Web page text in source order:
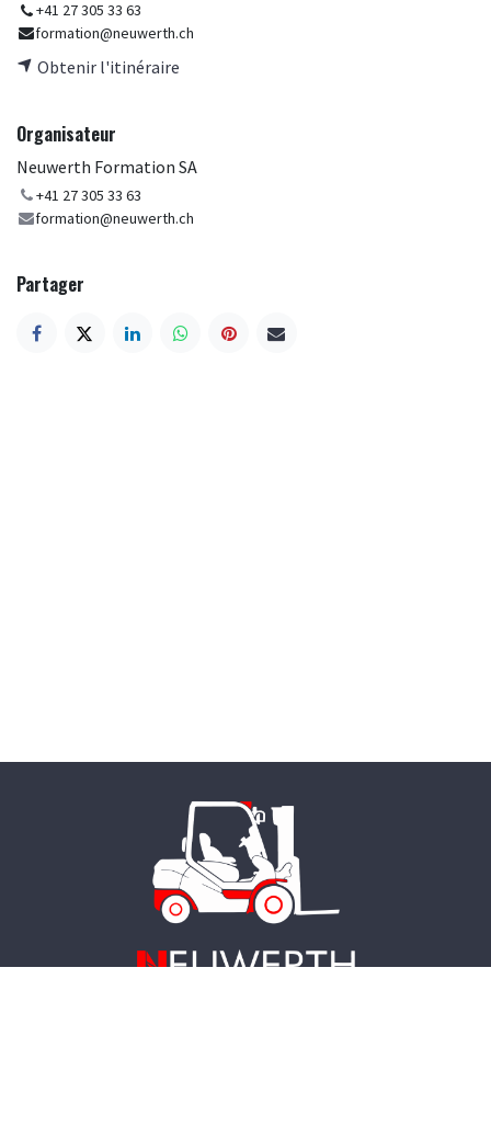
+41 27 305 33 63
formation@neuwerth.ch
Obtenir l'itinéraire
Organisateur
Neuwerth Formation SA
+41 27 305 33 63
formation@neuwerth.ch
Partager